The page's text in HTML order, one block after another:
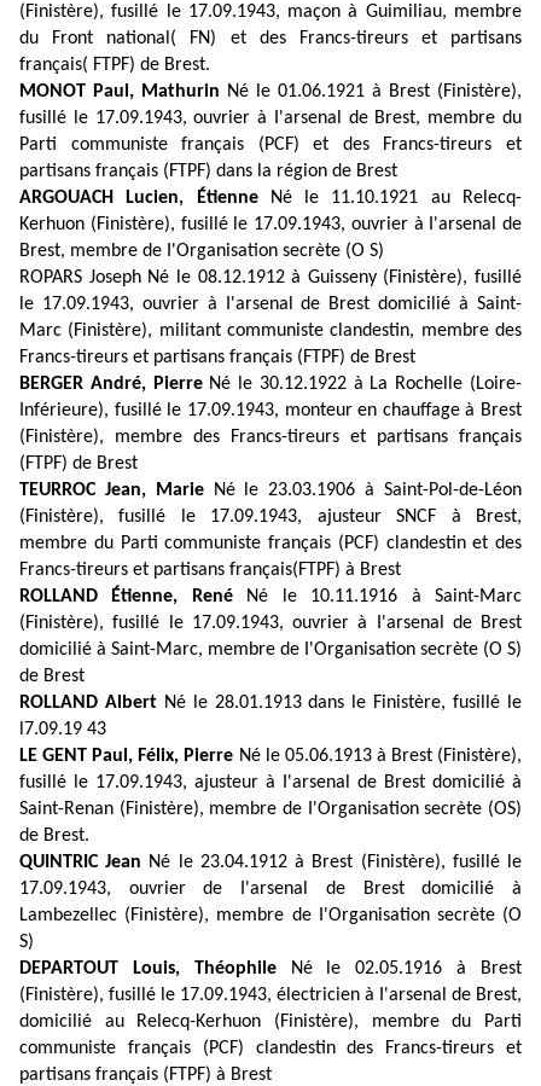
(Finistère), fusillé le 17.09.1943, maçon à Guimiliau, membre
du Front national( FN) et des Francs-tireurs et partisans
français( FTPF) de Brest.
MONOT Paul, Mathurin Né le 01.06.1921 à Brest (Finistère),
fusillé le 17.09.1943, ouvrier à I'arsenal de Brest, membre du
Parti communiste français (PCF) et des Francs-tireurs et
partisans français (FTPF) dans la région de Brest
ARGOUACH Lucien,
ÉtienneNé le 11.10.1921 au Relecq-
Kerhuon (Finistère), fusillé le 17.09.1943, ouvrier à I'arsenal de
Brest, membre de I'Organisation secrète (O S)
ROPARS Joseph Né le 08.12.1912 à Guisseny (Finistère), fusillé
le 17.09.1943, ouvrier à I'arsenal de Brest domicilié à Saint-
Marc (Finistère), militant communiste clandestin, membre des
Francs-tireurs et partisans français (FTPF) de Brest
BERGER André, PierreNé le 30.12.1922 à La Rochelle (Loire-
Inférieure), fusillé le 17.09.1943, monteur en chauffage à Brest
(Finistère), membre des Francs-tireurs et partisans français
(FTPF) de Brest
TEURROC Jean, MarieNé le 23.03.1906 à Saint-Pol-de-Léon
(Finistère), fusillé le 17.09.1943, ajusteur SNCF à Brest,
membre du Parti communiste français (PCF) clandestin et des
Francs-tireurs et partisans français(FTPF) à Brest
ROLLAND Étienne, RenéNé le 10.11.1916 à Saint-Marc
(Finistère), fusillé le 17.09.1943, ouvrier à I'arsenal de Brest
domicilié à Saint-Marc, membre de I'Organisation secrète (O S)
de Brest
ROLLAND AlbertNé le 28.01.1913 dans le Finistère, fusillé le
l7.09.19 43
LE GENT Paul, Félix, Pierre Né le 05.06.1913 à Brest (Finistère),
fusillé le 17.09.1943, ajusteur à I'arsenal de Brest domicilié à
Saint-Renan (Finistère), membre de I'Organisation secrète (OS)
de Brest.
QUINTRIC Jean Né le 23.04.1912 à Brest (Finistère), fusillé le
17.09.1943, ouvrier de I'arsenal de Brest domicilié à
Lambezellec (Finistère), membre de I'Organisation secrète (O
S)
DEPARTOUT Louis, ThéophileNé le 02.05.1916 à Brest
(Finistère), fusillé le 17.09.1943, électricien à I'arsenal de Brest,
domicilié au Relecq-Kerhuon (Finistère), membre du Parti
communiste français (PCF) clandestin des Francs-tireurs et
partisans français (FTPF) à Brest